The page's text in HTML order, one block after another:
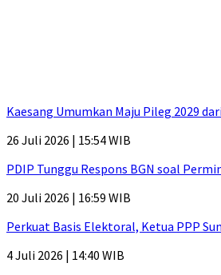
Kaesang Umumkan Maju Pileg 2029
26 Juli 2026 | 15:54 WIB
PDIP Tunggu Respons BGN soal
20 Juli 2026 | 16:59 WIB
Perkuat Basis Elektoral, Ketua PPP
4 Juli 2026 | 14:40 WIB